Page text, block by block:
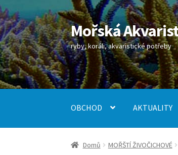
Přeskočit
na
navigaci
Přejít
k
obsahu
webu
Mořská
ryby, koráli, akvaristické potřeby
OBCHOD AKTUALITY
Úvodní stránkaKontakt Košík
Domů MOŘŠTÍ ŽIVOČICHOVÉ